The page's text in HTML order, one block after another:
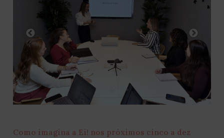
Como imagina a Ei! nos próximos cinco a dez